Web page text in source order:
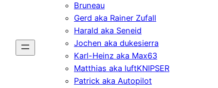
Bruneau
Gerd aka Rainer Zufall
Harald aka Seneid
Jochen aka dukesierra
Karl-Heinz aka Max63
Matthias aka luftKNIPSER
Patrick aka Autopilot